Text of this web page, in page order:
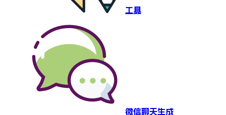
工具
微信聊天生成